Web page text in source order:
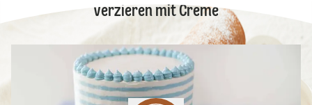
Verzieren mit Creme